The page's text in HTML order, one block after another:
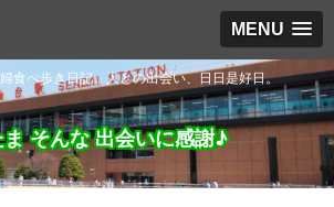
MENU
食べ歩き日記。人との出会い、日日是好日。
そんな 出会いに感謝♪